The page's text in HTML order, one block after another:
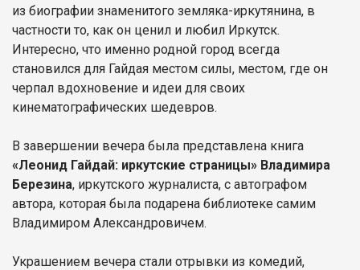
из биографии знаменитого земляка-иркутянина, в
частности то, как он ценил и любил Иркутск.
Интересно, что именно родной город всегда
становился для Гайдая местом силы, местом, где он
черпал вдохновение и идеи для своих
кинематографических шедевров.
В завершении вечера была представлена книга
«Леонид Гайдай: иркутские страницы» Владимира
Березина, иркутского журналиста, с автографом
автора, которая была подарена библиотеке самим
Владимиром Александровичем.
Украшением вечера стали отрывки из комедий,